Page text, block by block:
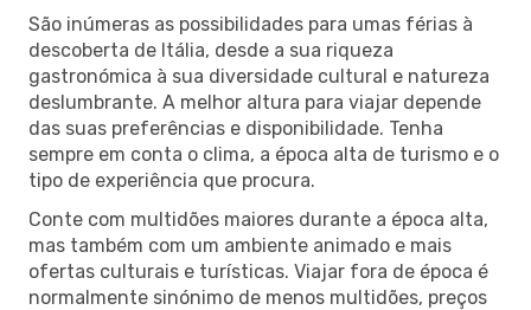
São inúmeras as possibilidades para umas férias à
descoberta de Itália, desde a sua riqueza
gastronómica à sua diversidade cultural e natureza
deslumbrante. A melhor altura para viajar depende
das suas preferências e disponibilidade. Tenha
sempre em conta o clima, a época alta de turismo e o
tipo de experiência que procura.
Conte com multidões maiores durante a época alta,
mas também com um ambiente animado e mais
ofertas culturais e turísticas. Viajar fora de época é
normalmente sinónimo de menos multidões, preços